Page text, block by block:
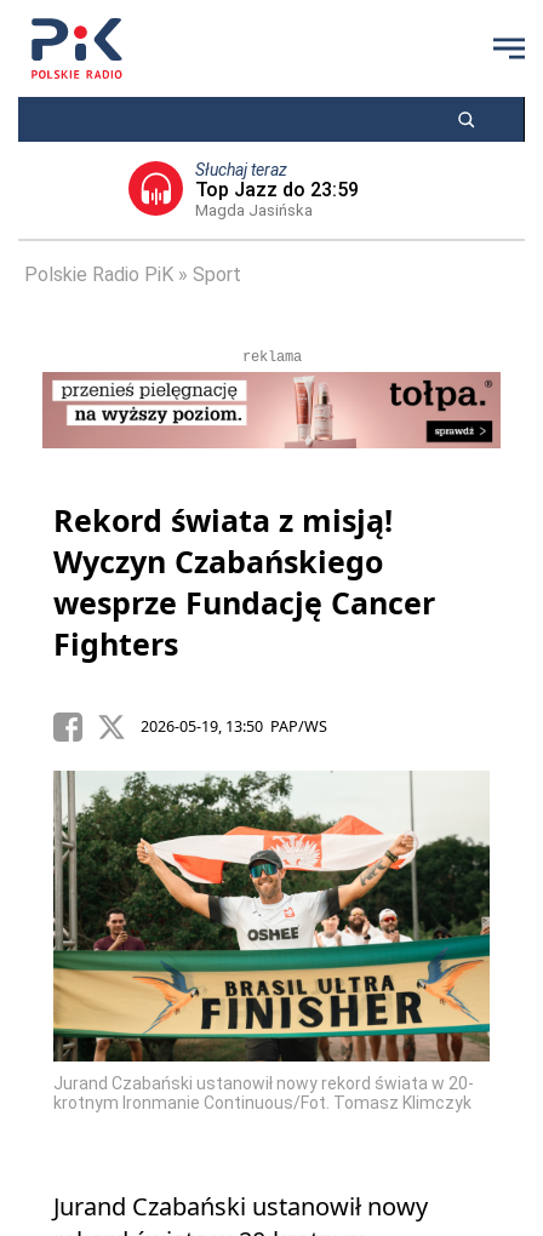
Słuchaj teraz
Top Jazz do 23:59
Magda Jasińska
Polskie Radio PiK Sport
reklama
Rekord świata z misją!
Wyczyn Czabańskiego
wesprze Fundację Cancer
Fighters
2026-05-19, 13:50 PAP/WS
Jurand Czabański ustanowił nowy rekord świata w 20-
krotnym Ironmanie Continuous/Fot. Tomasz Klimczyk
Jurand Czabański ustanowił nowy